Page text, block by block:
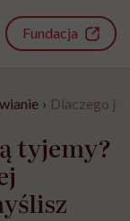
Fundacja
› Dlaczego
tyjemy?